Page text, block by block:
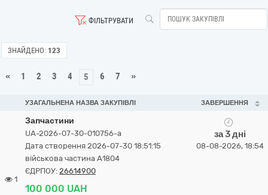
ФІЛЬТРУВАТИ
ЗНАЙДЕНО: 123
« 1 2 3 4 5 6 7 »
УЗАГАЛЬНЕНА НАЗВА ЗАКУПІВЛІ ЗАВЕРШЕННЯ
1
Запчастини
UA-2026-07-30-010756-a
Дата створення 2026-07-30 18:51:15
військова частина А1804
ЄДРПОУ: 26614900
100 000 UAH
за 3 дні
08-08-2026, 18:54